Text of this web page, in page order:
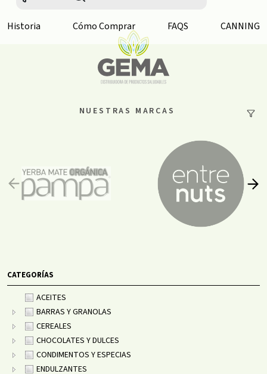
NUESTRAS MARCAS
CATEGORÍAS
ACEITES
BARRAS Y GRANOLAS
CEREALES
CHOCOLATES Y DULCES
CONDIMENTOS Y ESPECIAS
ENDULZANTES
Historia Cómo Comprar FAQS CANNING